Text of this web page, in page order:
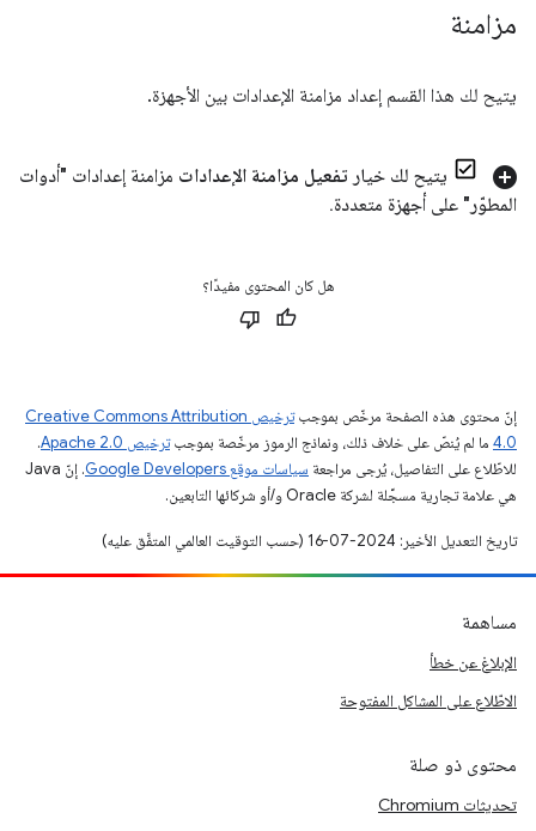
مزامنة
يتيح لك هذا القسم إعداد مزامنة الإعدادات بين الأجهزة.
يتيح لك خيار تفعيل مزامنة الإعدادات مزامنة إعدادات "أدوات
المطوّر" على أجهزة متعددة.
هل كان المحتوى مفيدًا؟
إنّ محتوى هذه الصفحة مرخّص بموجب
ترخيص Creative Commons Attribution
4.0‏ ما لم يُنصّ على خلاف ذلك، ونماذج الرموز مرخّصة بموجبترخيص Apache 2.0‏
.
للاطّلاع على التفاصيل، يُرجى مراجعة سياسات موقع Google Developers‏
. إنّ Java
هي علامة تجارية مسجَّلة لشركة Oracle و/أو شركائها التابعين.
تاريخ التعديل الأخير: 2024-07-16 (حسب التوقيت العالمي المتفَّق عليه)
مساهمة
الإبلاغ عن خطأ
الاطّلاع على المشاكل المفتوحة
محتوى ذو صلة
تحديثات Chromium